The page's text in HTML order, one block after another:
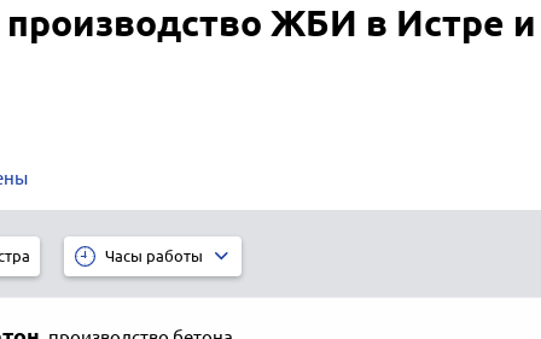
ЖБИ в Истре
Часы работы